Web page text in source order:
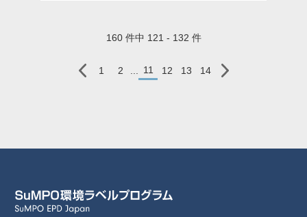
160 件中 121 - 132 件
1 2 ... 11 12 13 14